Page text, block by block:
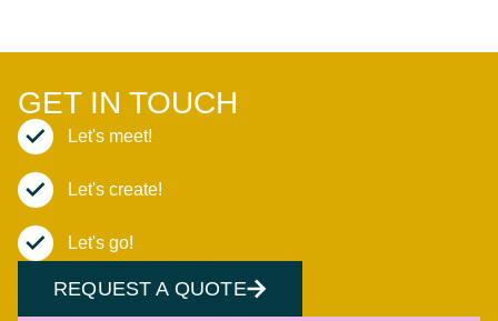
GET IN TOUCH
Let's meet!
Let's create!
Let's go!
REQUEST A QUOTE